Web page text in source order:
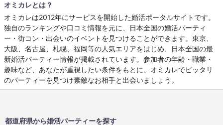
オミカレとは？
オミカレは2012年にサービスを開始した婚活ポータルサイトです。
独自のランキングや口コミ情報を元に、日本全国の婚活パーティ
ー・街コン・出会いのイベントを見つけることができます。東京、
大阪、名古屋、札幌、福岡等の人気エリアをはじめ、日本全国の最
新婚活パーティー情報が掲載されています。参加者の年齢・職業・
趣味など、あなたが重視したい条件をもとに、オミカレでピッタリ
のパーティーを見つけ素敵なお相手と出会いましょう。
都道府県から婚活パーティーを探す